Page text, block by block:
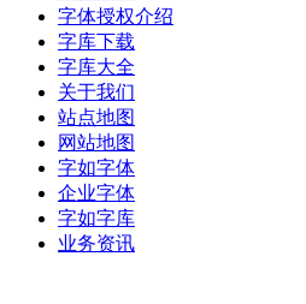
字体授权介绍
字库下载
字库大全
关于我们
站点地图
网站地图
字如字体
企业字体
字如字库
业务资讯